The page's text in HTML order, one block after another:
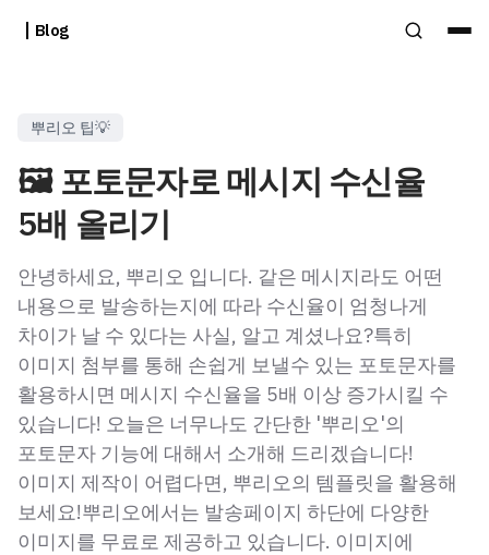
Blog
뿌리오 팁💡
🖼️ 포토문자로 메시지 수신율
5배 올리기
안녕하세요, 뿌리오 입니다. 같은 메시지라도 어떤
내용으로 발송하는지에 따라 수신율이 엄청나게
차이가 날 수 있다는 사실, 알고 계셨나요?특히
이미지 첨부를 통해 손쉽게 보낼수 있는 포토문자를
활용하시면 메시지 수신율을 5배 이상 증가시킬 수
있습니다! 오늘은 너무나도 간단한 '뿌리오'의
포토문자 기능에 대해서 소개해 드리겠습니다!
이미지 제작이 어렵다면, 뿌리오의 템플릿을 활용해
보세요!뿌리오에서는 발송페이지 하단에 다양한
이미지를 무료로 제공하고 있습니다. 이미지에